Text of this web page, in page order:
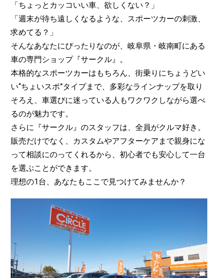
「ちょっとカッコいい車、欲しくない？」
「週末が待ち遠しくなるような、スポーツカーの刺激、
求めてる？」
そんなあなたにぴったりなのが、岐阜県・岐南町にある
車の専門ショップ『サークル』。
本格的なスポーツカーはもちろん、街乗りにちょうどい
い“ちょいスポ”タイプまで、多彩なラインナップを取り
そろえ、車選びに迷っている人もワクワクしながら選べ
るのが魅力です。
さらに『サークル』のスタッフは、全員がクルマ好き。
販売だけでなく、カスタムやアフターケアまで親身にな
って相談にのってくれるから、初心者でも安心して一台
を選ぶことができます。
理想の1台、あなたもここで見つけてみませんか？